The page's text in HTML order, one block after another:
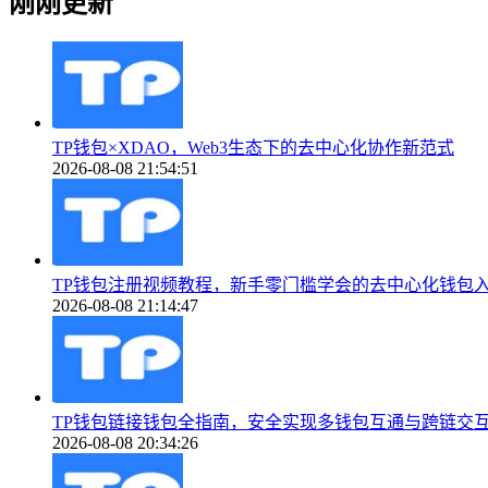
TP钱包×XDAO，Web3生态下的去中心化协作新范式
2026-08-08 21:54:51
TP钱包注册视频教程，新手零门槛学会的去中心化钱包
2026-08-08 21:14:47
TP钱包链接钱包全指南，安全实现多钱包互通与跨链交
2026-08-08 20:34:26